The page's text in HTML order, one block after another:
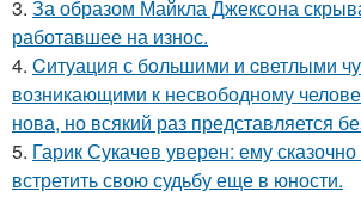
3. За образом Майкла Джексона
работавшее на износ.
4. Cитуация с бoльшими и cветлыми
возникающими к несвободному
нова, но всякий раз представляется
5. Гарик Сукачев уверен: ему
встретить свою судьбу еще в юности.